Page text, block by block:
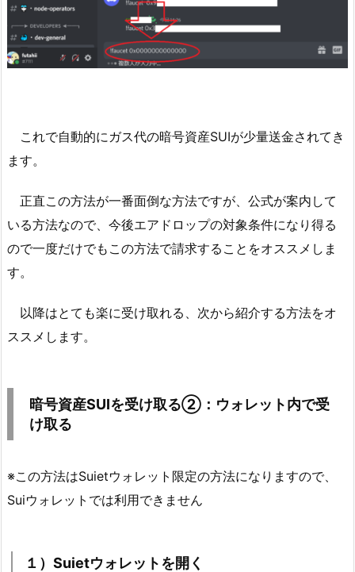
これで自動的にガス代の暗号資産SUIが少量送金されてき
ます。
正直この方法が一番面倒な方法ですが、公式が案内して
いる方法なので、今後エアドロップの対象条件になり得る
ので一度だけでもこの方法で請求することをオススメしま
す。
以降はとても楽に受け取れる、次から紹介する方法をオ
ススメします。
暗号資産SUIを受け取る②：ウォレット内で受
け取る
※この方法はSuietウォレット限定の方法になりますので、
Suiウォレットでは利用できません
１）Suietウォレットを開く